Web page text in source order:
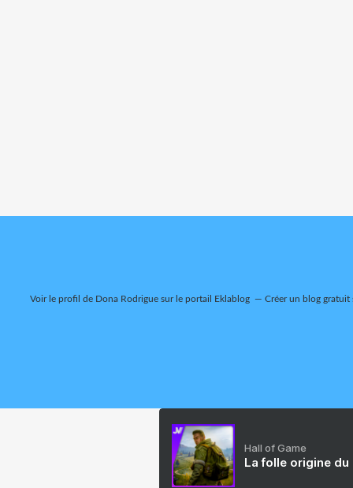
Voir le profil de Dona Rodriguesur le portail Eklablog Créer un blog gratuit
Hall of Game
La folle origine